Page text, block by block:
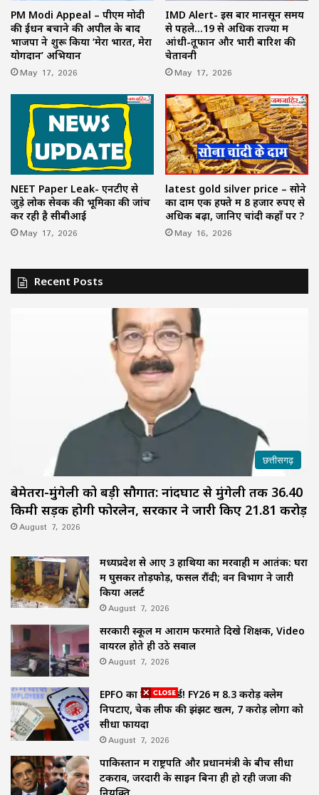
PM Modi Appeal – पीएम मोदी
की ईंधन बचाने की अपील के बाद
भाजपा ने शुरू किया ‘मेरा भारत, मेरा
योगदान’ अभियान
May 17, 2026
IMD Alert- इस बार मानसून समय
से पहले…19 से अधिक राज्यों में
आंधी-तूफान और भारी बारिश की
चेतावनी
May 17, 2026
NEET Paper Leak- एनटीए से
जुड़े लोक सेवक की भूमिका की जांच
कर रही है सीबीआई
May 17, 2026
latest gold silver price – सोने
का दाम एक हफ्ते में 8 हजार रुपए से
अधिक बढ़ा, जानिए चांदी कहाँ पर ?
May 16, 2026
Recent Posts
छत्तीसगढ़
बेमेतरा-मुंगेली को बड़ी सौगात: नांदघाट से मुंगेली तक 36.40
किमी सड़क होगी फोरलेन, सरकार ने जारी किए 21.81 करोड़
August 7, 2026
मध्यप्रदेश से आए 3 हाथियों का मरवाही में आतंक: घरों
में घुसकर तोड़फोड़, फसलें रौंदी; वन विभाग ने जारी
किया अलर्ट
August 7, 2026
सरकारी स्कूल में आराम फरमाते दिखे शिक्षक, Video
वायरल होते ही उठे सवाल
August 7, 2026
EPFO का बड़ा रिकॉर्ड! FY26 में 8.3 करोड़ क्लेम
निपटाए, चेक लीफ की झंझट खत्म, 7 करोड़ लोगों को
सीधा फायदा
August 7, 2026
पाकिस्तान में राष्ट्रपति और प्रधानमंत्री के बीच सीधा
टकराव, जरदारी के साइन बिना ही हो रही जजों की